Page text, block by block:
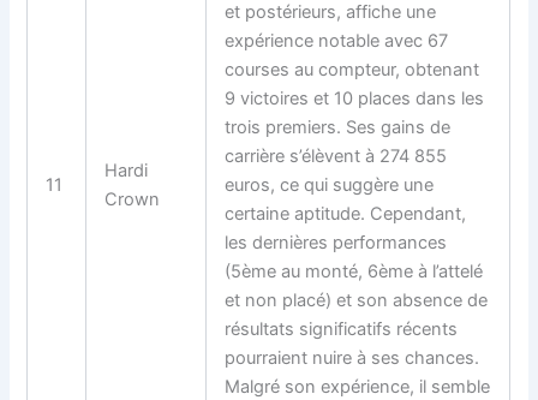
11
Hardi
Crown
et postérieurs, affiche une
expérience notable avec 67
courses au compteur, obtenant
9 victoires et 10 places dans les
trois premiers. Ses gains de
carrière s’élèvent à 274 855
euros, ce qui suggère une
certaine aptitude. Cependant,
les dernières performances
(5ème au monté, 6ème à l’attelé
et non placé) et son absence de
résultats significatifs récents
pourraient nuire à ses chances.
Malgré son expérience, il semble